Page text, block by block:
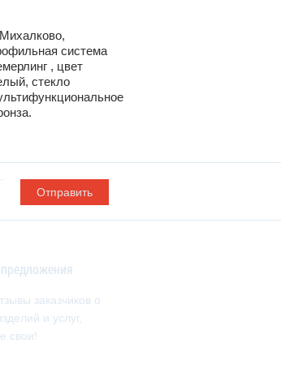
система
, цвет
стекло
заказчиков о
и услуг,
свои!